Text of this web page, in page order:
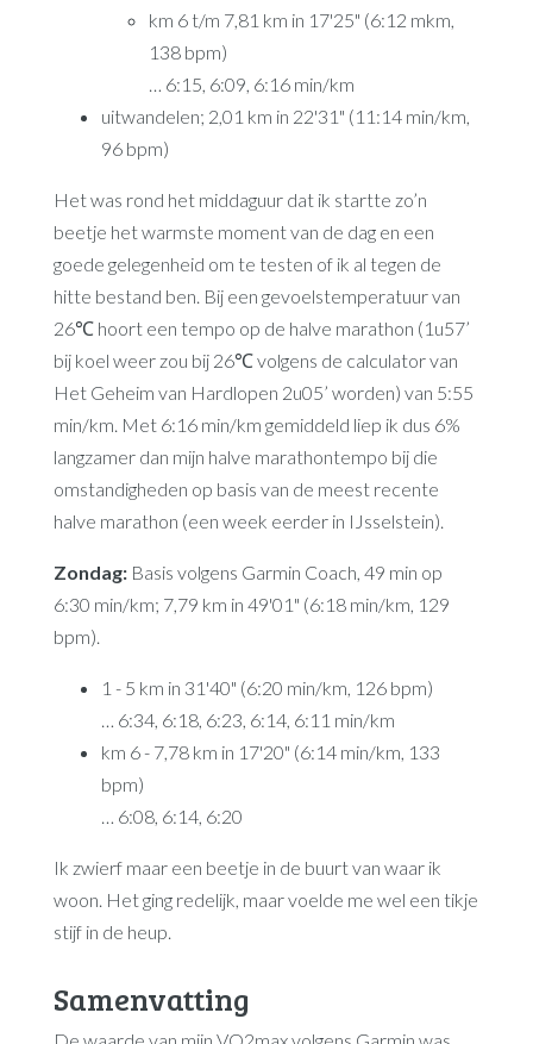
km 6 t/m 7,81 km in 17'25" (6:12 mkm,
138 bpm)
… 6:15, 6:09, 6:16 min/km
uitwandelen; 2,01 km in 22'31" (11:14 min/km,
96 bpm)
Het was rond het middaguur dat ik startte zo’n
beetje het warmste moment van de dag en een
goede gelegenheid om te testen of ik al tegen de
hitte bestand ben. Bij een gevoelstemperatuur van
26℃ hoort een tempo op de halve marathon (1u57’
bij koel weer zou bij 26℃ volgens de calculator van
Het Geheim van Hardlopen 2u05’ worden) van 5:55
min/km. Met 6:16 min/km gemiddeld liep ik dus 6%
langzamer dan mijn halve marathontempo bij die
omstandigheden op basis van de meest recente
halve marathon (een week eerder in IJsselstein).
Zondag:Basis volgens Garmin Coach, 49 min op
6:30 min/km; 7,79 km in 49'01" (6:18 min/km, 129
bpm).
1 - 5 km in 31'40" (6:20 min/km, 126 bpm)
… 6:34, 6:18, 6:23, 6:14, 6:11 min/km
km 6 - 7,78 km in 17'20" (6:14 min/km, 133
bpm)
… 6:08, 6:14, 6:20
Ik zwierf maar een beetje in de buurt van waar ik
woon. Het ging redelijk, maar voelde me wel een tikje
stijf in de heup.
Samenvatting